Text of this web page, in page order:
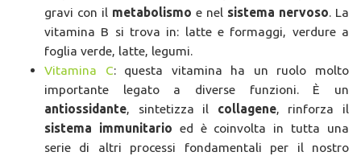
gravi con il metabolismo e nel sistema nervoso. La
vitamina B si trova in: latte e formaggi, verdure a
foglia verde, latte, legumi.
Vitamina C: questa vitamina ha un ruolo molto
importante legato a diverse funzioni. È un
antiossidante, sintetizza il collagene, rinforza il
sistema immunitario ed è coinvolta in tutta una
serie di altri processi fondamentali per il nostro